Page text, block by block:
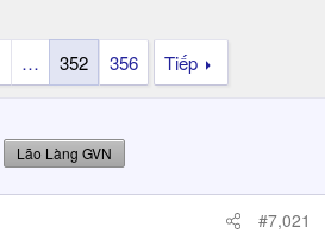
… 352 356 Tiếp
Lão Làng GVN
#7,021